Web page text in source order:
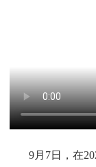
9月7日，在